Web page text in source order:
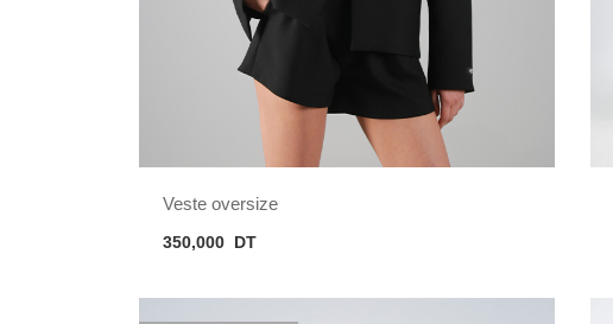
Veste oversize
350,000 DT